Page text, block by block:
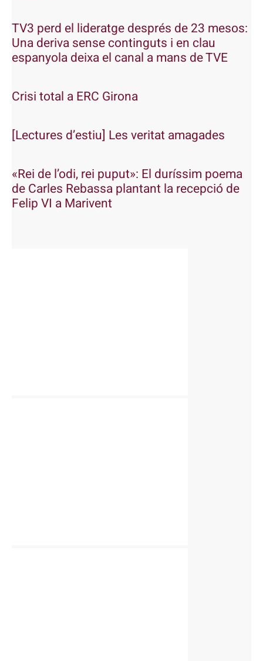
TV3 perd el lideratge després de 23 mesos:
Una deriva sense continguts i en clau
espanyola deixa el canal a mans de TVE
Crisi total a ERC Girona
[Lectures d’estiu] Les veritat amagades
«Rei de l’odi, rei puput»: El duríssim poema
de Carles Rebassa plantant la recepció de
Felip VI a Marivent